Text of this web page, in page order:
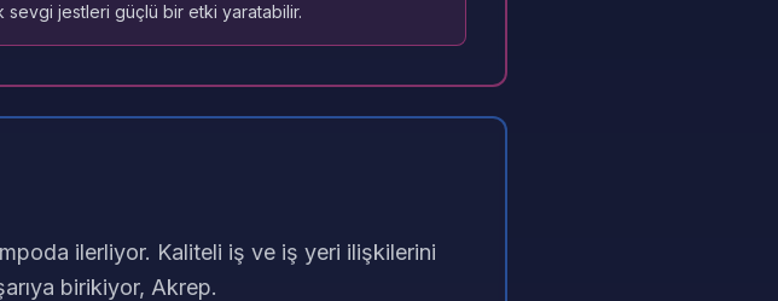
sevgi jestleri güçlü bir etki yaratabilir.
ilerliyor. Kaliteli iş ve iş yeri ilişkilerini
birikiyor, Akrep.